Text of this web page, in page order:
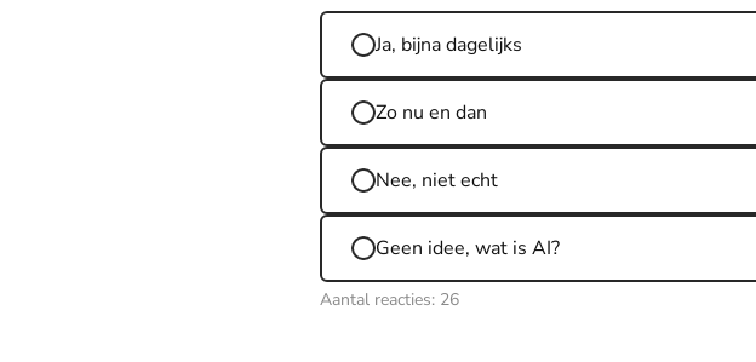
Ja, bijna dagelijks
Zo nu en dan
Nee, niet echt
Geen idee, wat is AI?
Aantal reacties: 26